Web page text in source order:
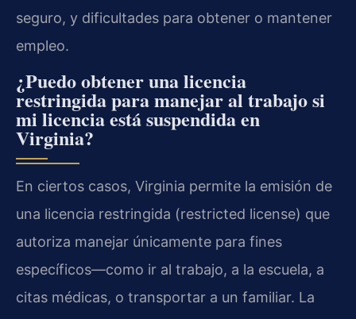
seguro, y dificultades para obtener o mantener
empleo.
¿Puedo obtener una licencia
restringida para manejar al trabajo si
mi licencia está suspendida en
Virginia?
En ciertos casos, Virginia permite la emisión de
una licencia restringida (restricted license) que
autoriza manejar únicamente para fines
específicos—como ir al trabajo, a la escuela, a
citas médicas, o transportar a un familiar. La